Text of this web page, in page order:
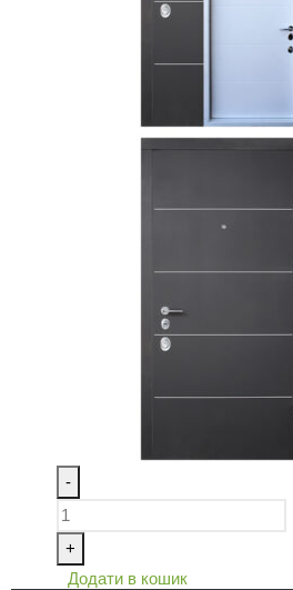
-
+
Додати в кошик